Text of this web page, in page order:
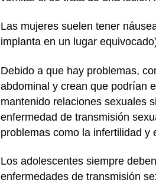
Las mujeres suelen tener
implanta en un lugar
Debido a que hay problemas,
abdominal y crean que podrían
mantenido relaciones sexuales
enfermedad de transmisión
problemas como la infertilidad y
Los adolescentes siempre
enfermedades de transmisión